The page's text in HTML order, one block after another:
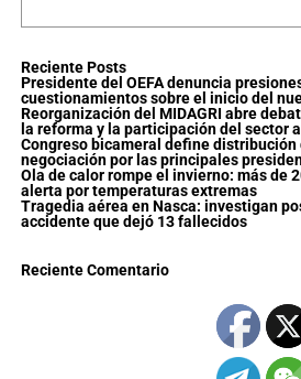
Reciente Posts
Presidente del OEFA denuncia
cuestionamientos sobre el inicio del
Reorganización del MIDAGRI abre
la reforma y la participación del sector
Congreso bicameral define distribución
negociación por las principales
Ola de calor rompe el invierno: más de
alerta por temperaturas extremas
Tragedia aérea en Nasca: investigan
accidente que dejó 13 fallecidos
Reciente Comentario